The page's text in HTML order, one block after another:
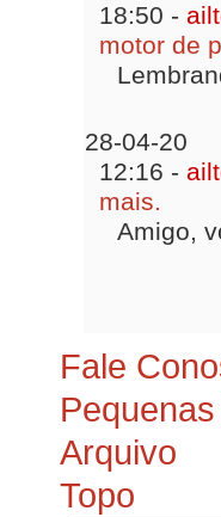
18:50 -
motor de
28-04-20
12:16 -
mais.
Amigo,
Fale
Arquivo
Topo